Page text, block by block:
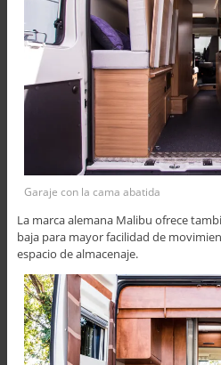
Garaje con la cama abatida
La marca alemana Malibu ofrece
baja para mayor facilidad de
espacio de almacenaje.